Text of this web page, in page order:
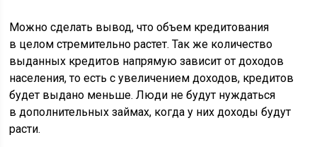
Можно сделать вывод, что объем кредитования
в целом стремительно растет. Так же количество
выданных кредитов напрямую зависит от доходов
населения, то есть с увеличением доходов, кредитов
будет выдано меньше. Люди не будут нуждаться
в дополнительных займах, когда у них доходы будут
расти.